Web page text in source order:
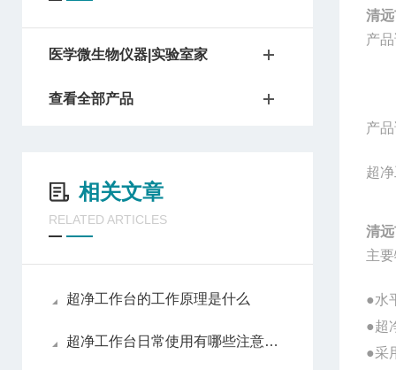
医学微生物仪器|实验室家
查看全部产品
相关文章
RELATED ARTICLES
超净工作台的工作原理是什么
超净工作台日常使用有哪些注意事项
清
产
产
超
清
主
●水
●超
●采